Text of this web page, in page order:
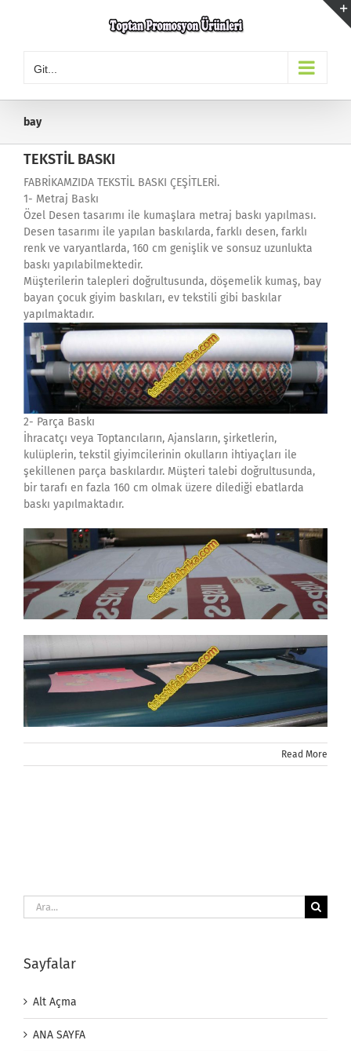
Git...
bay
TEKSTİL BASKI
FABRİKAMZIDA TEKSTİL BASKI ÇEŞİTLERİ.
1- Metraj Baskı
Özel Desen tasarımı ile kumaşlara metraj baskı yapılması.
Desen tasarımı ile yapılan baskılarda, farklı desen, farklı
renk ve varyantlarda, 160 cm genişlik ve sonsuz uzunlukta
baskı yapılabilmektedir.
Müşterilerin talepleri doğrultusunda, döşemelik kumaş, bay
bayan çocuk giyim baskıları, ev tekstili gibi baskılar
yapılmaktadır.
2- Parça Baskı
İhracatçı veya Toptancıların, Ajansların, şirketlerin,
kulüplerin, tekstil giyimcilerinin okulların ihtiyaçları ile
şekillenen parça baskılardır. Müşteri talebi doğrultusunda,
bir tarafı en fazla 160 cm olmak üzere dilediği ebatlarda
baskı yapılmaktadır.
Read More
Ara:
Sayfalar
Alt Açma
ANA SAYFA